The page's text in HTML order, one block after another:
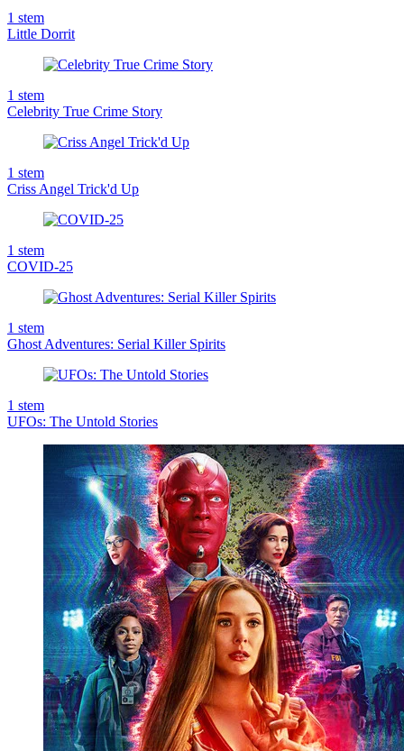
1 stem
Little Dorrit
1 stem
Celebrity True Crime Story
1 stem
Criss Angel Trick'd Up
1 stem
COVID-25
1 stem
Ghost Adventures: Serial Killer Spirits
1 stem
UFOs: The Untold Stories